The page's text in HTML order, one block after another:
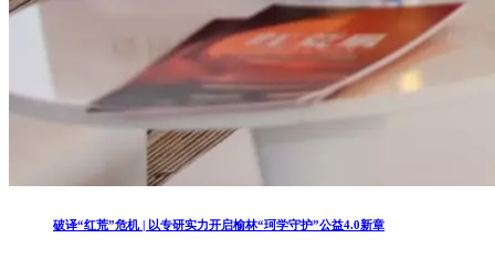
破译“红荒”危机 | 以专研实力开启榆林“珂学守护”公益4.0新章